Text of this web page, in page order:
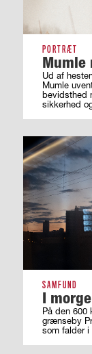
PORTRÆT
Mumle
Ud af
Mumle
bevidsthed
sikkerhed
SAMFUND
I
På den 600
grænseby
som falder i